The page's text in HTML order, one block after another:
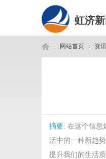
虹济
网站首页 资
摘要: 在这个信息
活中的一种新趋
提升我们的生活